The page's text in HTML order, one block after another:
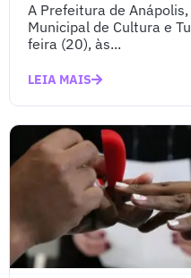
A Prefeitura de
Municipal de Cultura e
feira (20), às...
LEIA MAIS